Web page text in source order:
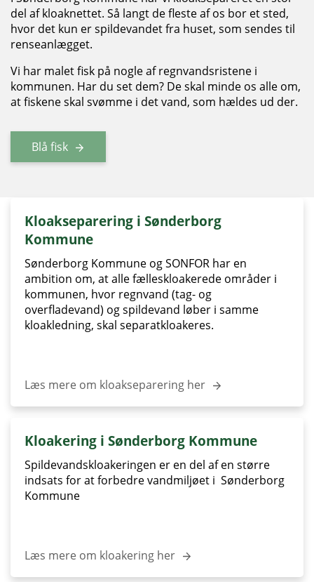
del af kloaknettet. Så langt de fleste af os bor et sted,
hvor det kun er spildevandet fra huset, som sendes til
renseanlægget.
Vi har malet fisk på nogle af regnvandsristene i
kommunen. Har du set dem? De skal minde os alle om,
at fiskene skal svømme i det vand, som hældes ud der.
Blå fisk
Kloakseparering i Sønderborg
Kommune
Sønderborg Kommune og SONFOR har en
ambition om, at alle fælleskloakerede områder i
kommunen, hvor regnvand (tag- og
overfladevand) og spildevand løber i samme
kloakledning, skal separatkloakeres.
Læs mere om kloakseparering her
Kloakering i Sønderborg Kommune
Spildevandskloakeringen er en del af en større
indsats for at forbedre vandmiljøet i Sønderborg
Kommune
Læs mere om kloakering her